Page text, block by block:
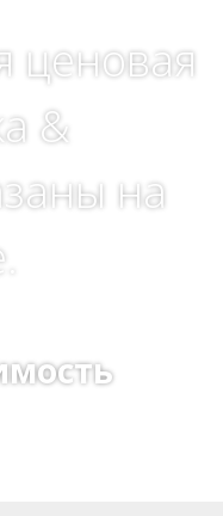
ценовая
&
на